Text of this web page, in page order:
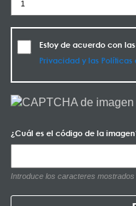
Estoy de acuerdo con las
Privacidad y las Políticas
¿Cuál es el código de la
Introduce los caracteres mostrados